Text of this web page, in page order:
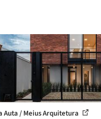
Auta / Meius Arquitetura